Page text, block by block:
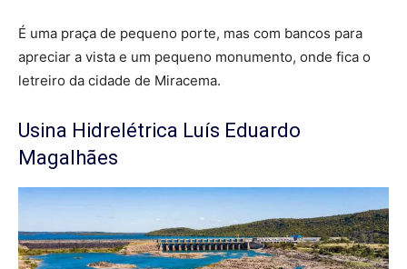
É uma praça de pequeno porte, mas com bancos para
apreciar a vista e um pequeno monumento, onde fica o
letreiro da cidade de Miracema.
Usina Hidrelétrica Luís Eduardo
Magalhães